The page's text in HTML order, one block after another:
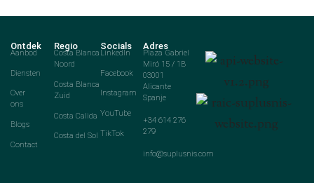
Ontdek
Aanbod
Diensten
Over
ons
Blogs
Contact
Regio
Costa Blanca
Noord
Costa Blanca
Zuid
Costa Calida
Costa del Sol
Socials
LinkedIn
Facebook
Instagram
YouTube
TikTok
Adres
Plaza Gabriel
Miró 15 / 1B
03001
Alicante
Spanje
+34 614 276
279
info@suplusnis.com